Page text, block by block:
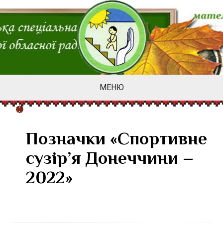
МЕНЮ
Позначки «Спортивне
сузір’я Донеччини –
2022»